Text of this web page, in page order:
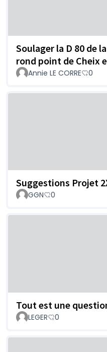
Soulager la D 80 de
rond point de Cheix
Annie LE CORRE 0
Suggestions Projet
GGN 0
Tout est une
LEGER 0